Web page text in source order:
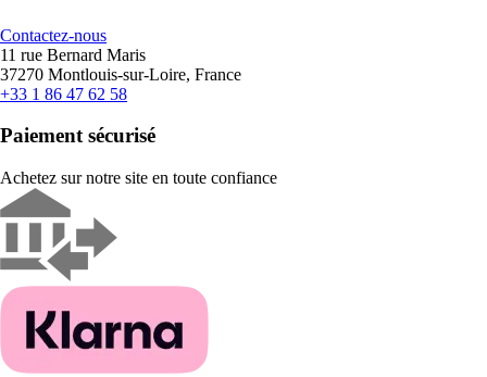
Contactez-nous
11 rue Bernard Maris
37270 Montlouis-sur-Loire, France
+33 1 86 47 62 58
Paiement sécurisé
Achetez sur notre site en toute confiance